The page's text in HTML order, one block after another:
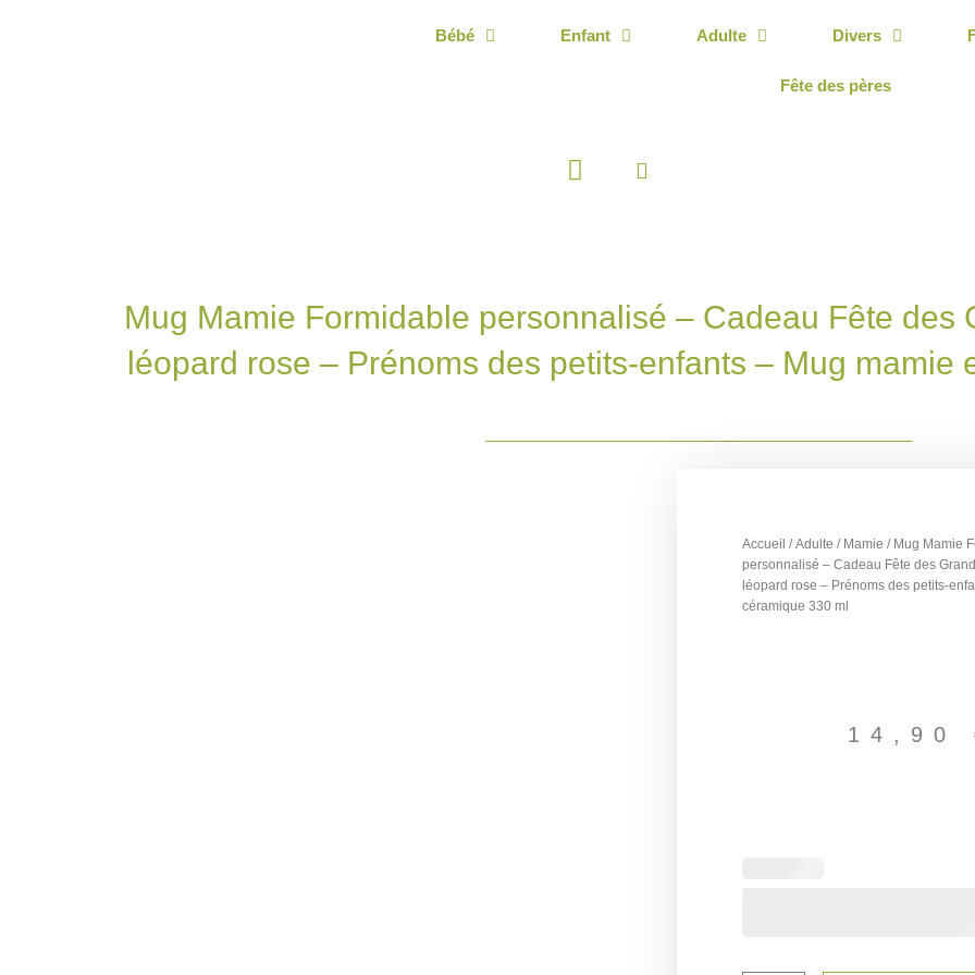
Bébé Enfant Adulte Divers
Fête des pères
Panier
Mug Mamie Formidable personnalisé – Cadeau Fête des
léopard rose – Prénoms des petits-enfants – Mug mamie
Accueil /Adulte / Mamie / Mug Mamie
personnalisé – Cadeau Fête des
léopard rose – Prénoms des petits-
céramique 330 ml
14,90